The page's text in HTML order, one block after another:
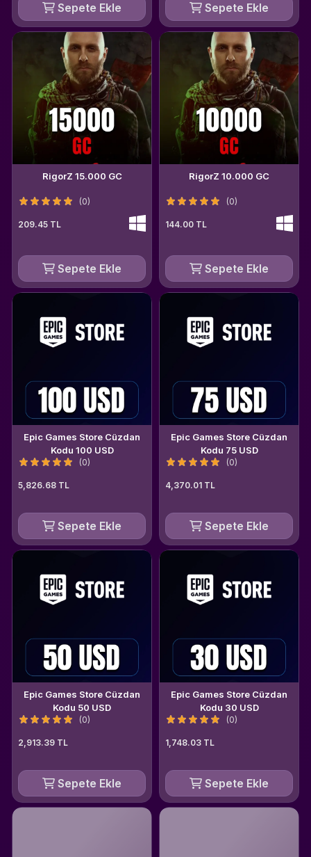
Sepete Ekle Sepete Ekle
RigorZ 15.000 GC
(0)
209.45 TL
Sepete Ekle
RigorZ 10.000 GC
(0)
144.00 TL
Sepete Ekle
Epic Games Store Cüzdan
Kodu 100 USD
(0)
5,826.68 TL
Sepete Ekle
Epic Games Store Cüzdan
Kodu 75 USD
(0)
4,370.01 TL
Sepete Ekle
Epic Games Store Cüzdan
Kodu 50 USD
(0)
2,913.39 TL
Sepete Ekle
Epic Games Store Cüzdan
Kodu 30 USD
(0)
1,748.03 TL
Sepete Ekle